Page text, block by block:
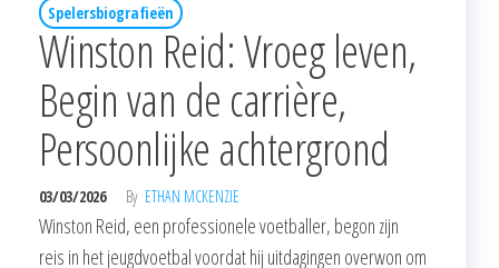
Spelersbiografieën
Winston Reid: Vroeg leven,
Begin van de carrière,
Persoonlijke achtergrond
03/03/2026 By ETHAN MCKENZIE
Winston Reid, een professionele voetballer, begon zijn
reis in het jeugdvoetbal voordat hij uitdagingen overwon om